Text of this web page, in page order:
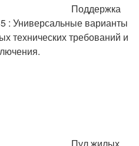
Поддержка
: Универсальные варианты
технических требований и